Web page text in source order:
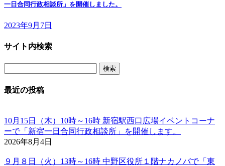
一日合同行政相談所」を開催しました。
2023年9月7日
サイト内検索
最近の投稿
10月15日（木）10時～16時 新宿駅西口広場イベントコーナ
ーで「新宿一日合同行政相談所」を開催します。
2026年8月4日
９月８日（火）13時～16時 中野区役所１階ナカノバで「東